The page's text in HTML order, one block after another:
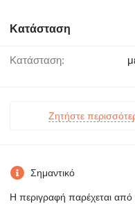
Κατάσταση
Κατάσταση:
Ζητήστε
Σημαντικό
Η περιγραφή παρέχεται